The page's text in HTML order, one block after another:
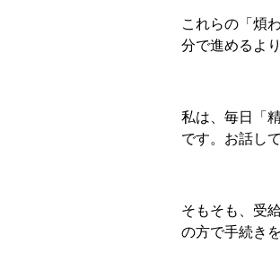
これらの「煩
分で進めるよ
私は、毎日「
です。お話し
そもそも、受
の方で手続き